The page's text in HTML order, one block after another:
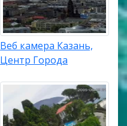
Веб камера Казань,
Центр Города